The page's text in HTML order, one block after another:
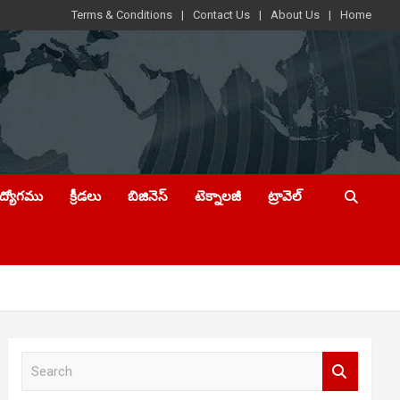
Terms & Conditions Contact Us About Us Home
క్రీడలు బిజినెస్ టెక్నాలజీ ట్రావెల్